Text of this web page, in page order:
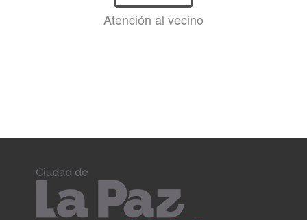
Atención al vecino